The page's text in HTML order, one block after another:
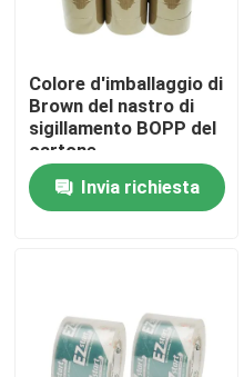
Controllo di qualità
Contattici
Notizie
Nastro del di alluminio
Colore d'imballaggio di
Brown del nastro di
sigillamento BOPP del
cartone
Invia richiesta